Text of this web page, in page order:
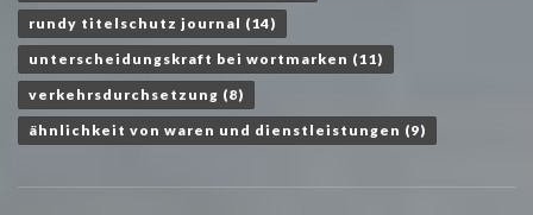
rundy titelschutz journal (14)
unterscheidungskraft bei wortmarken (11)
verkehrsdurchsetzung (8)
ähnlichkeit von waren und dienstleistungen (9)